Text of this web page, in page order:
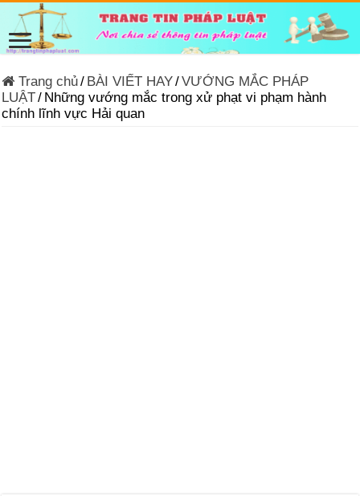
Trang chủ/ BÀI VIẾT HAY/VƯỚNG MẮC PHÁP
LUẬT/ Những vướng mắc trong xử phạt vi phạm hành
chính lĩnh vực Hải quan